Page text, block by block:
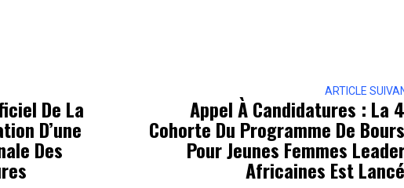
De La
D’une
Des
ARTICLE
Appel À Candidatures : La
Cohorte Du Programme De
Pour Jeunes Femmes
Africaines Est